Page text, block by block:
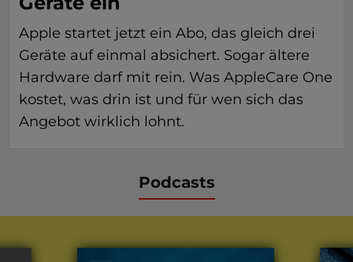
Apple startet jetzt ein Abo, das gleich drei
Geräte auf einmal absichert. Sogar ältere
Hardware darf mit rein. Was AppleCare One
kostet, was drin ist und für wen sich das
Angebot wirklich lohnt.
Podcasts